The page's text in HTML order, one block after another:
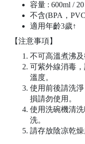
容量 : 600ml /
不含(BPA，
適用年齡3歲↑
【注意事項】
不可高溫煮沸
可紫外線消毒
溫度。
使用前後請洗
損請勿使用。
使用洗碗機清
洗。
請存放陰凉乾